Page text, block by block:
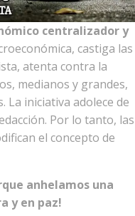
centralizador y
castiga las
atenta contra la
medianos y grandes,
La iniciativa adolece de
Por lo tanto, las
el concepto de
anhelamos una
y en paz!